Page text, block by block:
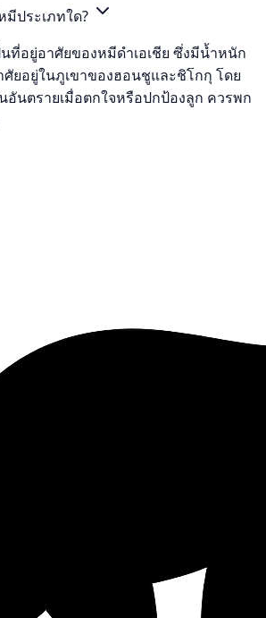
ประเภทใด?
ที่อยู่อาศัยของหมีดำเอเชีย ซึ่งมีน้ำหนัก
ศัยอยู่ในภูเขาของฮอนชูและชิโกกุ โดย
อันตรายเมื่อตกใจหรือปกป้องลูก ควรพก